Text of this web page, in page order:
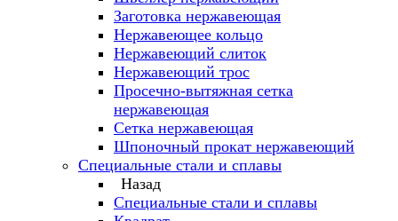
Заготовка нержавеющая
Нержавеющее кольцо
Нержавеющий слиток
Нержавеющий трос
Просечно-вытяжная сетка
нержавеющая
Сетка нержавеющая
Шпоночный прокат нержавеющий
Специальные стали и сплавы
Назад
Специальные стали и сплавы